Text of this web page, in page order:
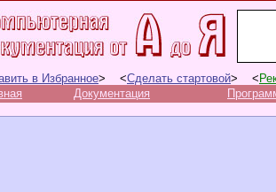
в Избранное> <Сделать стартовой> <
Документация